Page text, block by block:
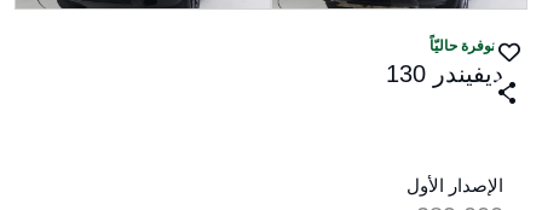
منوفرة حاليّاً
ديفيندر 130
الإصدار الأول